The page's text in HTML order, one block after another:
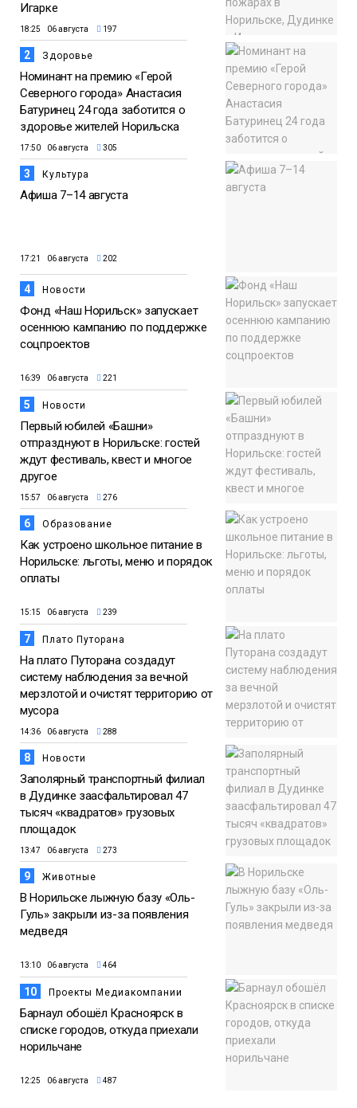
Игарке
18:25 06 августа 197
2 Здоровье
Номинант на премию «Герой
Северного города» Анастасия
Батуринец 24 года заботится о
здоровье жителей Норильска
17:50 06 августа 305
3 Культура
Афиша 7–14 августа
17:21 06 августа 202
4 Новости
Фонд «Наш Норильск» запускает
осеннюю кампанию по поддержке
соцпроектов
16:39 06 августа 221
5 Новости
Первый юбилей «Башни»
отпразднуют в Норильске: гостей
ждут фестиваль, квест и многое
другое
15:57 06 августа 276
6 Образование
Как устроено школьное питание в
Норильске: льготы, меню и порядок
оплаты
15:15 06 августа 239
7 Плато Путорана
На плато Путорана создадут
систему наблюдения за вечной
мерзлотой и очистят территорию от
мусора
14:36 06 августа 288
8 Новости
Заполярный транспортный филиал
в Дудинке заасфальтировал 47
тысяч «квадратов» грузовых
площадок
13:47 06 августа 273
9 Животные
В Норильске лыжную базу «Оль-
Гуль» закрыли из-за появления
медведя
13:10 06 августа 464
10 Проекты Медиакомпании
Барнаул обошёл Красноярск в
списке городов, откуда приехали
норильчане
12:25 06 августа 487